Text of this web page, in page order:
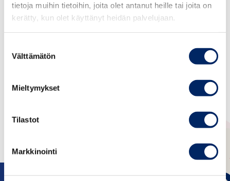
tietoja muihin tietoihin, joita olet antanut heille tai joita on
kerätty, kun olet käyttänyt heidän palvelujaan.
valinta
Välttämätön
Mieltymykset
Tilastot
Markkinointi